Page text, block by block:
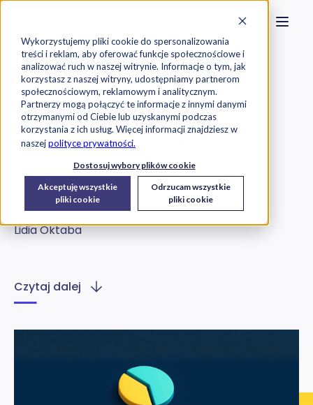
Wykorzystujemy pliki cookie do spersonalizowania
treści i reklam, aby oferować funkcje społecznościowe i
analizować ruch w naszej witrynie. Informacje o tym, jak
korzystasz z naszej witryny, udostępniamy partnerom
społecznościowym, reklamowym i analitycznym.
Partnerzy mogą połączyć te informacje z innymi danymi
otrzymanymi od Ciebie lub uzyskanymi podczas
korzystania z ich usług. Więcej informacji znajdziesz w
naszejpolityce prywatności.
Dostosuj wybory plików cookie
Akceptuję wszystkie
pliki cookie
Odrzucam wszystkie
pliki cookie
Szukaj na stronie
Skontaktuj
Exorigo-Upos Blog
E-commerce Raporty
Polski biznes stawia na e-
zakupy!
2025-10-14
Lidia Oktaba
Czytaj dalej